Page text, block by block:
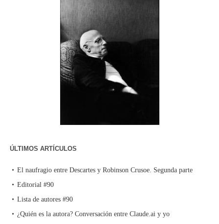
ÚLTIMOS ARTÍCULOS
El naufragio entre Descartes y Robinson Crusoe. Segunda parte
Editorial #90
Lista de autores #90
¿Quién es la autora? Conversación entre Claude.ai y yo